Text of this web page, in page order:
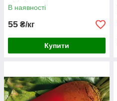
В наявності
55 ₴/кг
Купити